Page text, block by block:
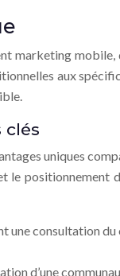
marketing
aux
uniques
le
consultation
d’une